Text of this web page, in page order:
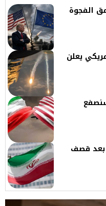
الفجوة
يعلن
بعد قصف